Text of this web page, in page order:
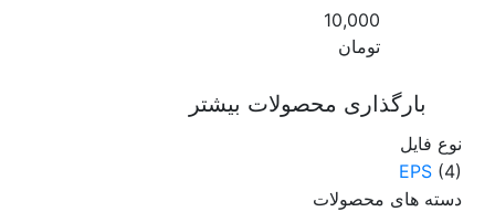
10,000
تومان
بارگذاری محصولات بیشتر
نوع فایل
EPS (4)
دسته های محصولات